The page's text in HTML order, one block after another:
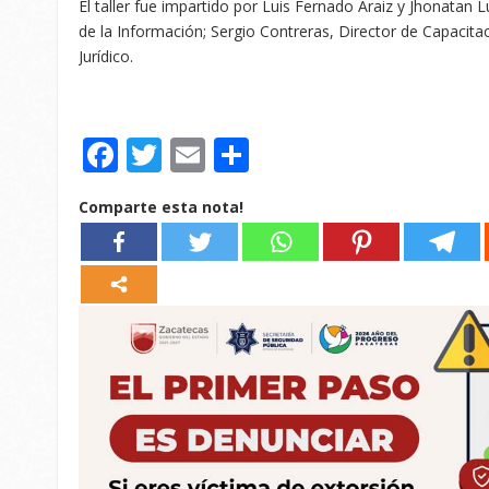
El taller fue impartido por Luis Fernado Araiz y Jhonatan
de la Información; Sergio Contreras, Director de
Jurídico.
Facebook
Twitter
Email
Comparte esta nota!